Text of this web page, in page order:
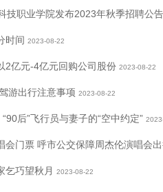
技职业学院发布2023年秋季招聘公告
时间 2023-08-22
2亿元-4亿元回购公司股份 2023-08-22
游出行注意事项 2023-08-22
“90后”飞行员与妻子的“空中约定”
会门票 呼市公交保障周杰伦演唱会
乞巧望秋月 2023-08-22